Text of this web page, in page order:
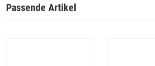
Passende Artikel